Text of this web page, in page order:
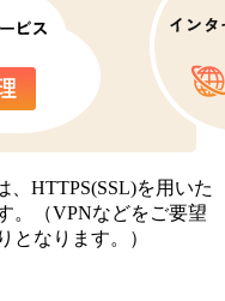
、HTTPS(SSL)を用いた
。（VPNなどをご要望
となります。）